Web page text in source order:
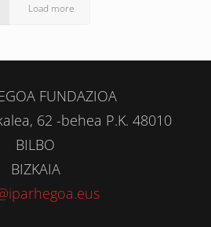
Load more
FUNDAZIOA
62 -behea P.K. 48010
BILBO
BIZKAIA